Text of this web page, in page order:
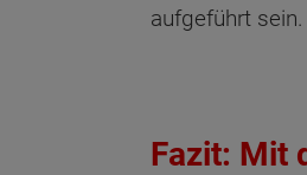
aufgeführt sein.
Fazit: Mit